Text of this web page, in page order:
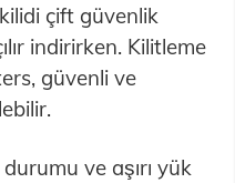
çift güvenlik
indirirken. Kilitleme
güvenli ve
ve aşırı yük